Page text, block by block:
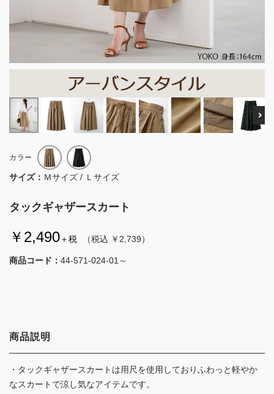
タックギャザースカート
￥2,490＋税 （税込 ￥2,739）
商品コード： 44-571-024-01～
カラー
サイズ： Ｍサイズ / Ｌサイズ
商品説明
・タックギャザースカートは用尺を使用しておりふわっと軽やか
なスカートで涼し気なアイテムです。